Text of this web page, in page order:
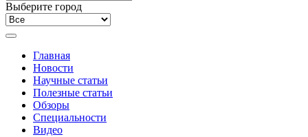
Выберите город
Главная
Новости
Научные статьи
Полезные статьи
Обзоры
Специальности
Видео